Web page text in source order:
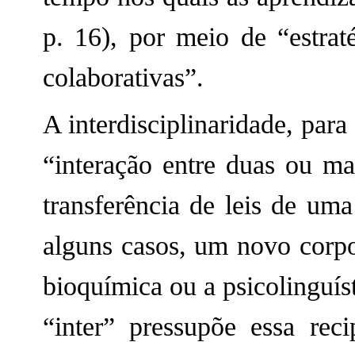
p. 16), por meio de
colaborativas”.
A interdisciplinaridade,
“interação entre duas ou
transferência de leis de
alguns casos, um novo
bioquímica ou a
“inter” pressupõe essa